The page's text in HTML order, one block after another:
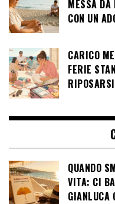
MESSA DA
CON UN
CARICO
FERIE
QUANDO
VITA: CI
GIANLUCA